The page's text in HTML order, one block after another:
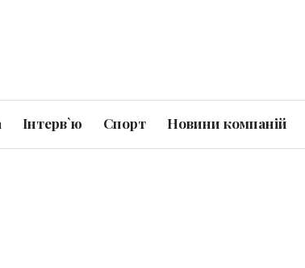
Інтерв`ю Спорт Новини компаній